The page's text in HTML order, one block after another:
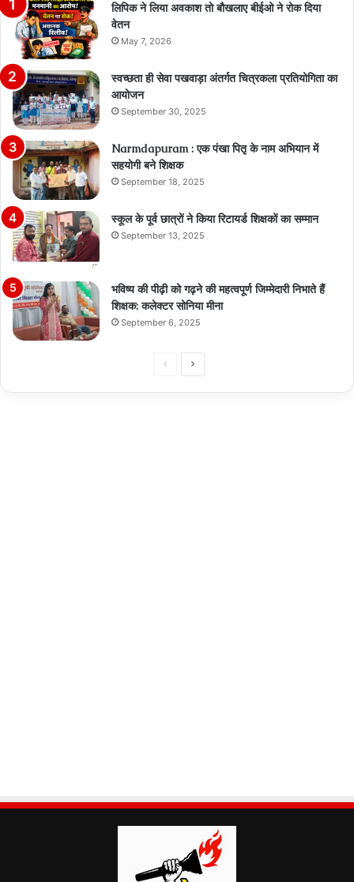
लिपिक ने लिया अवकाश तो बौखलाए बीईओ ने रोक दिया
वेतन
May 7, 2026
स्वच्छता ही सेवा पखवाड़ा अंतर्गत चित्रकला प्रतियोगिता का
आयोजन
September 30, 2025
Narmdapuram : एक पंखा पितृ के नाम अभियान में
सहयोगी बने शिक्षक
September 18, 2025
स्कूल के पूर्व छात्रों ने किया रिटायर्ड शिक्षकों का सम्मान
September 13, 2025
भविष्य की पीढ़ी को गढ़ने की महत्वपूर्ण जिम्मेदारी निभाते हैं
शिक्षक: कलेक्टर सोनिया मीना
September 6, 2025
PreviousNext